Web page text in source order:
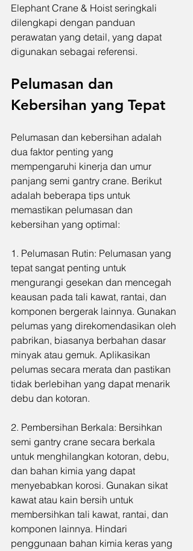
Elephant Crane & Hoist seringkali
dilengkapi dengan panduan
perawatan yang detail, yang dapat
digunakan sebagai referensi.
Pelumasan dan
Kebersihan yang Tepat
Pelumasan dan kebersihan adalah
dua faktor penting yang
mempengaruhi kinerja dan umur
panjang semi gantry crane. Berikut
adalah beberapa tips untuk
memastikan pelumasan dan
kebersihan yang optimal:
1. Pelumasan Rutin: Pelumasan yang
tepat sangat penting untuk
mengurangi gesekan dan mencegah
keausan pada tali kawat, rantai, dan
komponen bergerak lainnya. Gunakan
pelumas yang direkomendasikan oleh
pabrikan, biasanya berbahan dasar
minyak atau gemuk. Aplikasikan
pelumas secara merata dan pastikan
tidak berlebihan yang dapat menarik
debu dan kotoran.
2. Pembersihan Berkala: Bersihkan
semi gantry crane secara berkala
untuk menghilangkan kotoran, debu,
dan bahan kimia yang dapat
menyebabkan korosi. Gunakan sikat
kawat atau kain bersih untuk
membersihkan tali kawat, rantai, dan
komponen lainnya. Hindari
penggunaan bahan kimia keras yang